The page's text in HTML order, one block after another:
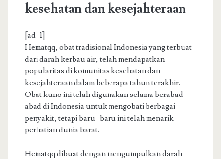
kesehatan dan kesejahteraan
[ad_1]
Hematqq, obat tradisional Indonesia yang terbuat
dari darah kerbau air, telah mendapatkan
popularitas di komunitas kesehatan dan
kesejahteraan dalam beberapa tahun terakhir.
Obat kuno ini telah digunakan selama berabad -
abad di Indonesia untuk mengobati berbagai
penyakit, tetapi baru -baru ini telah menarik
perhatian dunia barat.
Hematqq dibuat dengan mengumpulkan darah